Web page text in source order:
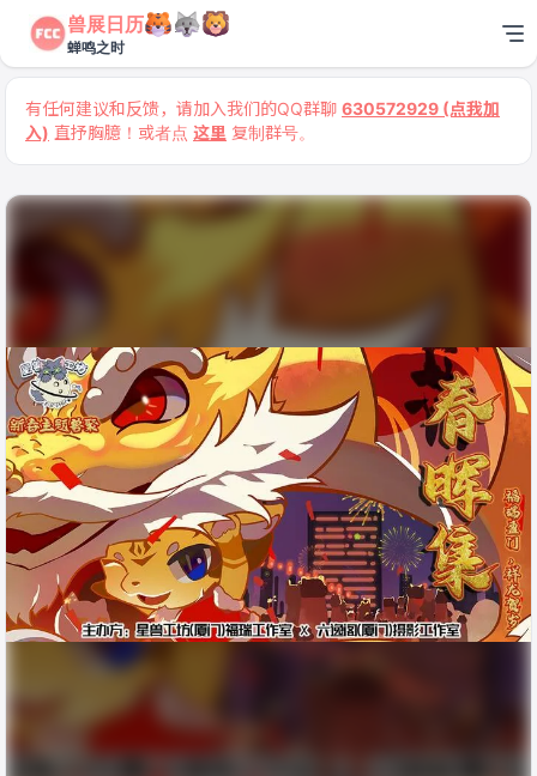
兽展日历
蝉鸣之时
有任何建议和反馈，请加入我们的QQ群聊 630572929 (点我加
入) 直抒胸臆！或者点 这里 复制群号。